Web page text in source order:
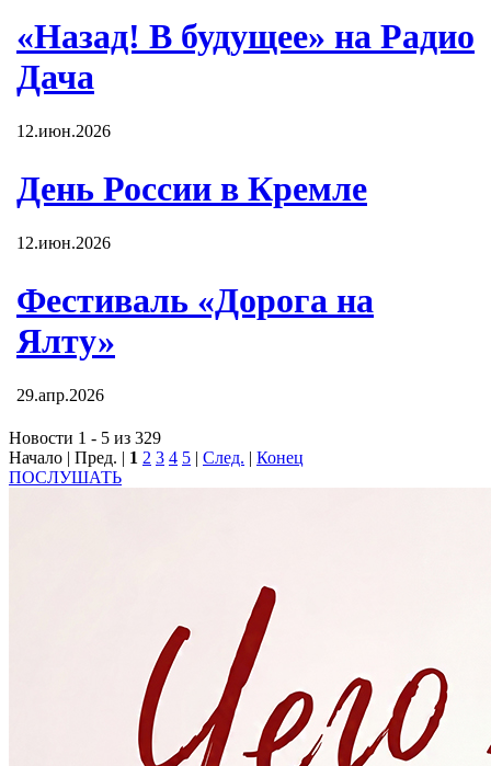
«Назад! В будущее» на Радио
Дача
12.июн.2026
День России в Кремле
12.июн.2026
Фестиваль «Дорога на
Ялту»
29.апр.2026
Новости 1 - 5 из 329
Начало | Пред. | 1 2 3 4 5 | След. | Конец
ПОСЛУШАТЬ